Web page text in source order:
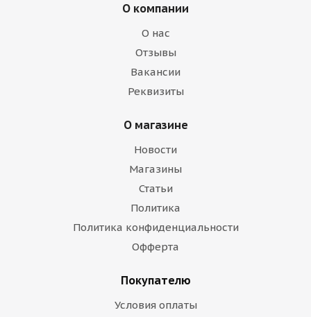
О компании
О нас
Отзывы
Вакансии
Реквизиты
О магазине
Новости
Магазины
Статьи
Политика
Политика конфиденциальности
Офферта
Покупателю
Условия оплаты